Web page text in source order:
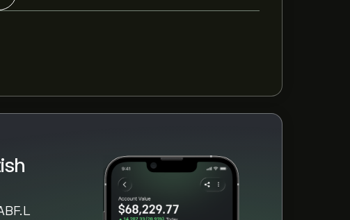
ABF.L trong 3 tháng qua, sự đồng thuận